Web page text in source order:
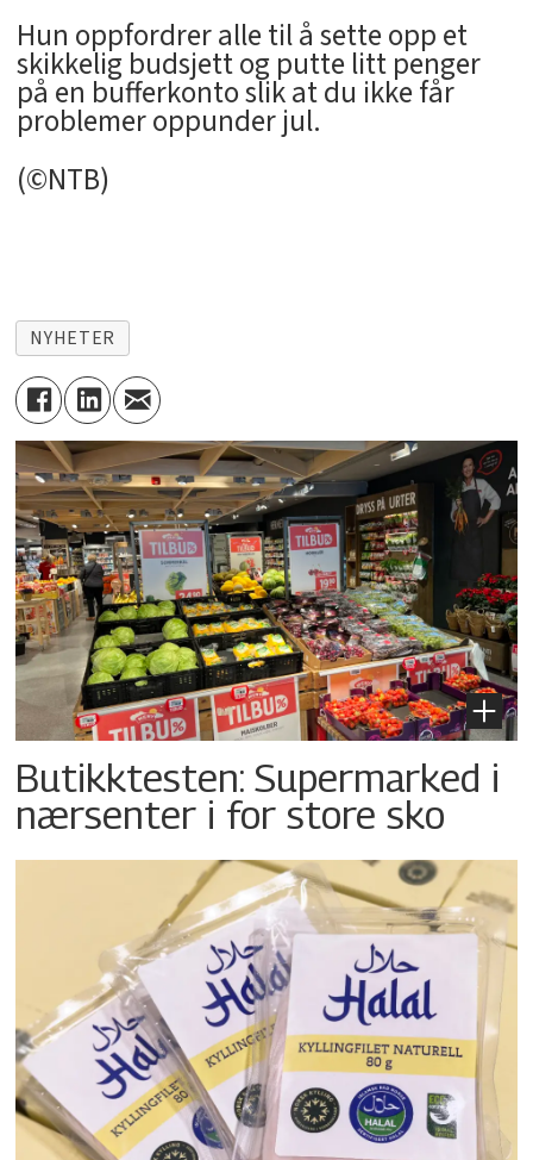
Hun oppfordrer alle til å sette opp et
skikkelig budsjett og putte litt penger
på en bufferkonto slik at du ikke får
problemer oppunder jul.
(©NTB)
NYHETER
Butikktesten: Supermarked i
nærsenter i for store sko